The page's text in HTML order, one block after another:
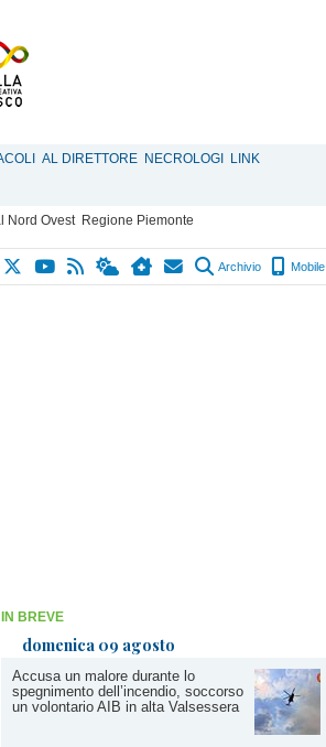
AL DIRETTORE NECROLOGI
LINK
Nord Ovest Regione Piemonte
Archivio Mobile
IN BREVE
domenica 09 agosto
Accusa un malore durante lo
spegnimento dell’incendio, soccorso
un volontario AIB in alta Valsessera